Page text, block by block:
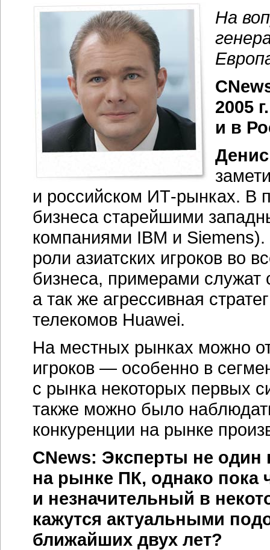
На
2005
и в
и российском ИТ-рынках. В
бизнеса старейшими
компаниями IBM и
роли азиатских игроков во
бизнеса, примерами служат
а так же агрессивная
телекомов Huawei.
На местных рынках можно
игроков — особенно в
с рынка некоторых первых
также можно было
конкуренции на рынке
CNews: Эксперты не один
на рынке ПК, однако пока
и незначительный в
кажутся актуальными
ближайших двух лет?